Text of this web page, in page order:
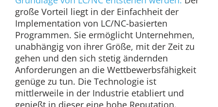
große Vorteil liegt in der Einfachheit der
Implementation von LC/NC-basierten
Programmen. Sie ermöglicht Unternehmen,
unabhängig von ihrer Größe, mit der Zeit zu
gehen und den sich stetig ändernden
Anforderungen an die Wettbewerbsfähigkeit
genüge zu tun. Die Technologie ist
mittlerweile in der Industrie etabliert und
genießt in dieser eine hohe Reputation.